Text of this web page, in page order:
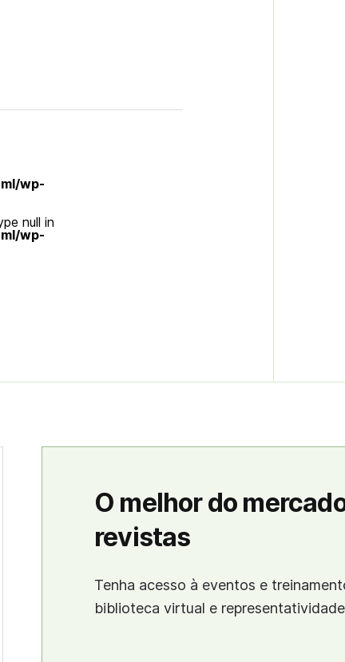
wp-
null in
wp-
O melhor do
revistas
Tenha acesso à eventos e
biblioteca virtual e